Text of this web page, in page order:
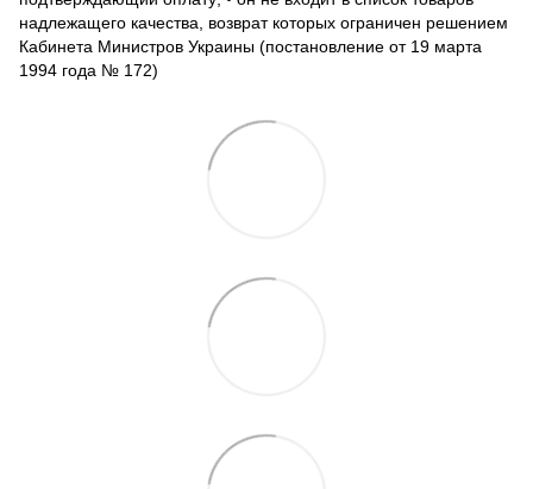
надлежащего качества, возврат которых ограничен решением
Кабинета Министров Украины (постановление от 19 марта
1994 года № 172)